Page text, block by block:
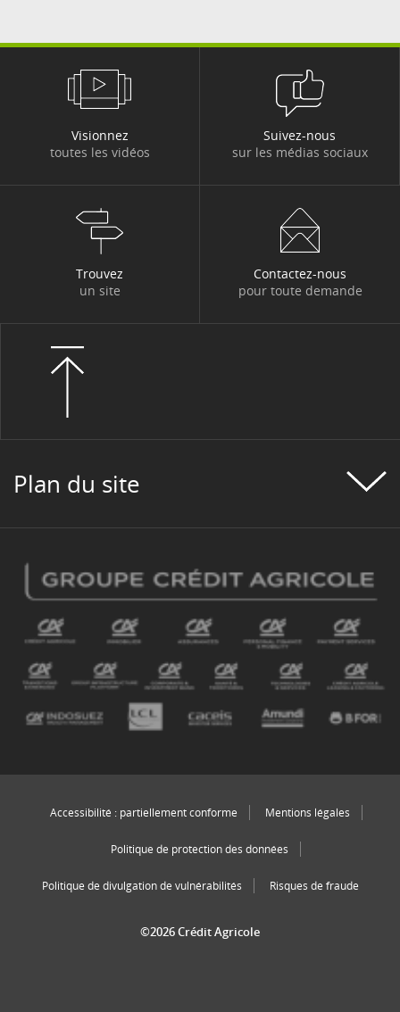
Visionnez
toutes les vidéos
Suivez-nous
sur les médias sociaux
Trouvez
un site
Contactez-nous
pour toute demande
Plan du site
Accessibilité : partiellement conforme Mentions légales
Politique de protection des données
Politique de divulgation de vulnérabilités Risques de fraude
©2026 Crédit Agricole